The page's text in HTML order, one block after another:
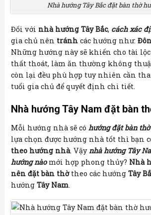
Nhà hướng Tây Bắc đặt bàn thờ
Đối với nhà hướng Tây Bắc, cách xác
gia chủ nên tránh các hướng như:
Những hướng này sẽ khiến cho tài
thất thoát, làm ăn thường không
còn lại đều phù hợp tuy nhiên cần
tuổi gia chủ để quyết định chi tiết.
Nhà hướng Tây Nam đặt bàn
Mỗi hướng nhà sẽ có hướng đặt bàn thờ
lựa chọn được hướng nhà tốt thì bạn
theo hướng nhà. Vậynhà hướng Tây
hướng nàomới hợp phong thủy? Nhà
nên đặt bàn thờtheo các hướng Tây
hướng Tây Nam.